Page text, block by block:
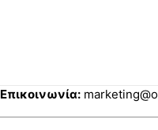
Επικοινωνία: